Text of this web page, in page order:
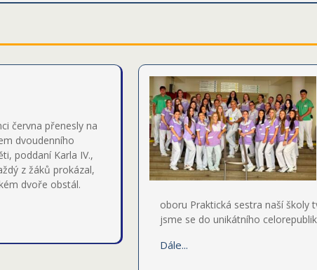
června přenesly na
dvoudenního
poddaní Karla IV.,
z žáků prokázal,
dvoře obstál.
oboru Praktická sestra naší školy
jsme se do unikátního
Dále...